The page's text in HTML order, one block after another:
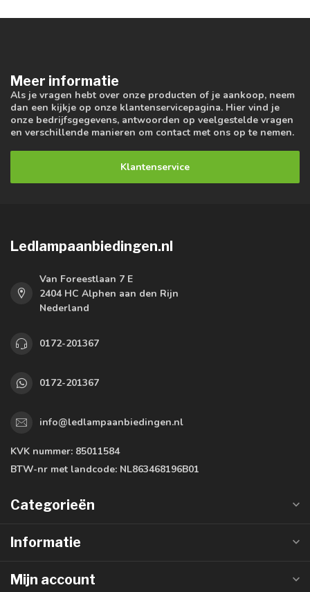
Meer informatie
Als je vragen hebt over onze producten of je aankoop, neem
dan een kijkje op onze klantenservicepagina. Hier vind je
onze bedrijfsgegevens, antwoorden op veelgestelde vragen
en verschillende manieren om contact met ons op te nemen.
Klantenservice
Ledlampaanbiedingen.nl
Van Foreestlaan 7 E
2404 HC Alphen aan den Rijn
Nederland
0172-201367
0172-201367
info@ledlampaanbiedingen.nl
KVK nummer: 85011584
BTW-nr met landcode: NL863468196B01
Categorieën
Informatie
Mijn account